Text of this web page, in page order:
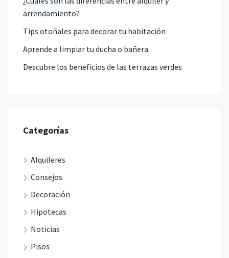
arrendamiento?
Tips otoñales para decorar tu habitación
Aprende a limpiar tu ducha o bañera
Descubre los beneficios de las terrazas verdes
Categorías
Alquileres
Consejos
Decoración
Hipotecas
Noticias
Pisos